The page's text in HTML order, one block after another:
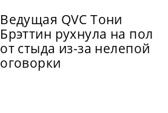
Ведущая QVC Тони
Брэттин рухнула на пол
от стыда из-за нелепой
оговорки